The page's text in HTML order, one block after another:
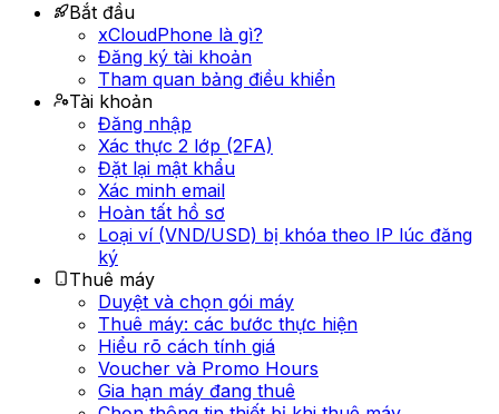
Bắt đầu
xCloudPhone là gì?
Đăng ký tài khoản
Tham quan bảng điều khiển
Tài khoản
Đăng nhập
Xác thực 2 lớp (2FA)
Đặt lại mật khẩu
Xác minh email
Hoàn tất hồ sơ
Loại ví (VND/USD) bị khóa theo IP lúc đăng
ký
Thuê máy
Duyệt và chọn gói máy
Thuê máy: các bước thực hiện
Hiểu rõ cách tính giá
Voucher và Promo Hours
Gia hạn máy đang thuê